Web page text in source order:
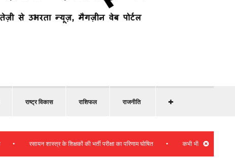
राष्ट्र विकास राशिफल राजनीति
रसायन शास्त्र के शिक्षकों की भर्ती परीक्षा का परिणाम घोषित • कभी भी प्रदेश हितों के साथ